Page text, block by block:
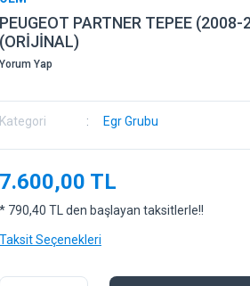
PEUGEOT PARTNER TEPEE
(ORİJİNAL)
Yorum Yap
Kategori Egr Grubu
7.600,00 TL
* 790,40 TL den başlayan taksitlerle!!
Taksit Seçenekleri